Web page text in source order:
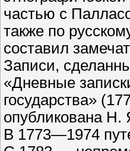
частью с
также по
составил
Записи,
«Дневные
государства»
опубликована Н.
В 1773—1974